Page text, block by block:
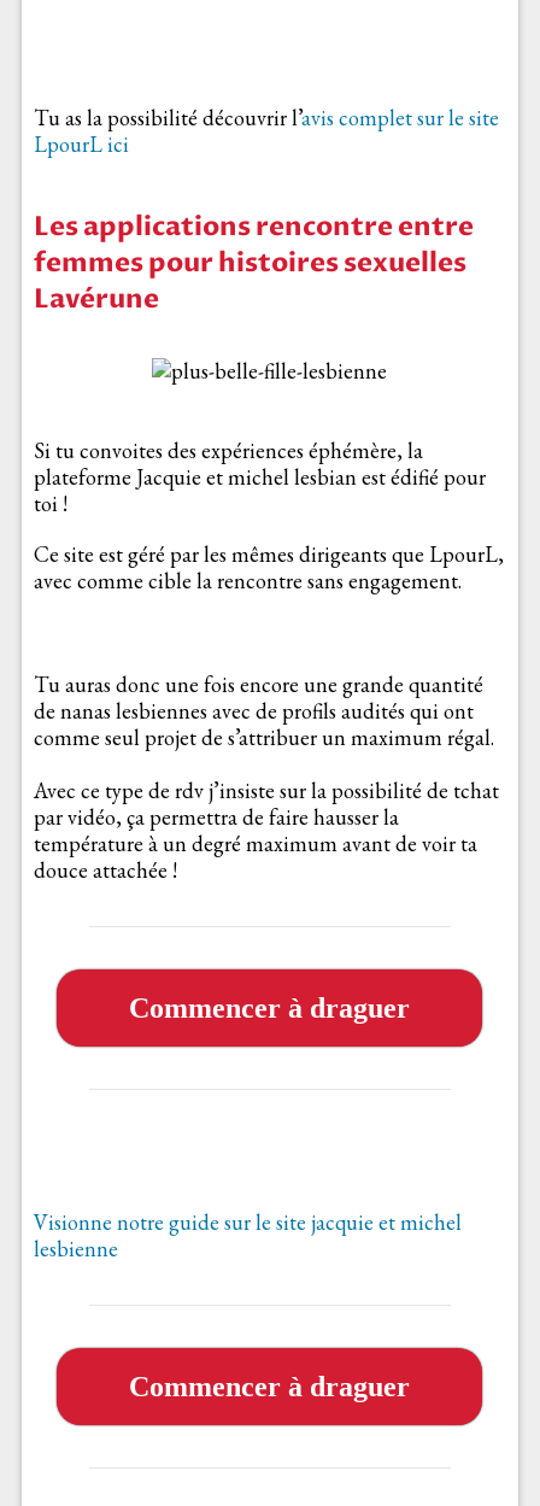
Tu as la possibilité découvrir l’avis complet sur le site
LpourL ici
Les applications rencontre entre
femmes pour histoires sexuelles
Lavérune
Si tu convoites des expériences éphémère, la
plateforme Jacquie et michel lesbian est édifié pour
toi !
Ce site est géré par les mêmes dirigeants que LpourL,
avec comme cible la rencontre sans engagement.
Tu auras donc une fois encore une grande quantité
de nanas lesbiennes avec de profils audités qui ont
comme seul projet de s’attribuer un maximum régal.
Avec ce type de rdv j’insiste sur la possibilité de tchat
par vidéo, ça permettra de faire hausser la
température à un degré maximum avant de voir ta
douce attachée !
Commencer à draguer
Visionne notre guide sur le site jacquie et michel
lesbienne
Commencer à draguer